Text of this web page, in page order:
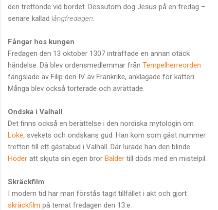
den trettonde vid bordet. Dessutom dog Jesus på en fredag –
senare kallad långfredagen
Fångar hos kungen
Fredagen den 13 oktober 1307 inträffade en annan otäck
händelse. Då blev ordensmedlemmar från Tempelherreorden
fängslade av Filip den IV av Frankrike, anklagade för kätteri.
Många blev också torterade och avrättade.
Ondska i Valhall
Det finns också en berättelse i den nordiska mytologin om
Loke, svekets och ondskans gud. Han kom som gäst nummer
tretton till ett gästabud i Valhall. Där lurade han den blinde
Höder att skjuta sin egen bror Balder till döds med en mistelpil.
Skräckfilm
I modern tid har man förstås tagit tillfället i akt och gjort
skräckfilm på temat fredagen den 13:e.